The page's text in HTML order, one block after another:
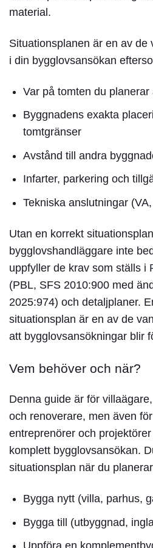
material.
Situationsplanen är en av de
i din bygglovsansökan
Var på tomten du planerar
Byggnadens exakta
tomtgränser
Avstånd till andra
Infarter, parkering och
Tekniska anslutningar
Utan en korrekt situationsplan
bygglovshandläggare inte
uppfyller de krav som ställs i
(PBL, SFS 2010:900 med
2025:974) och detaljplaner.
situationsplan är en av de
att bygglovsansökningar blir
Vem behöver och när?
Denna guide är för
och renoverare, men även
entreprenörer och
komplett bygglovsansökan.
situationsplan när du
Bygga nytt (villa, parhus,
Bygga till (utbyggnad,